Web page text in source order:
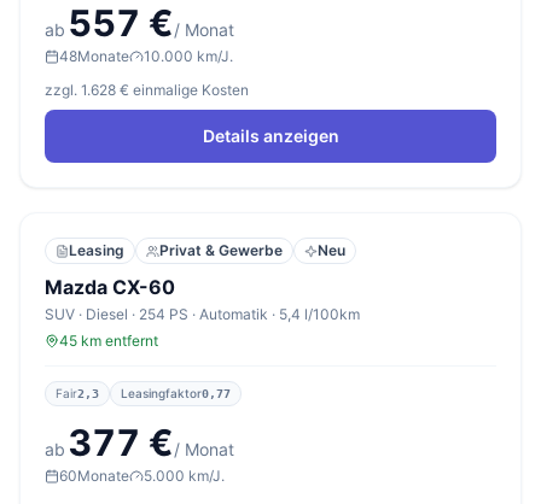
ab 557 €/ Monat
48Monate
10.000 km/J.
zzgl. 1.628 € einmalige Kosten
Details anzeigen
Leasing Privat & Gewerbe Neu
Mazda CX-60
SUV · Diesel · 254 PS · Automatik · 5,4 l/100km
45 km entfernt
Fair2,3 Leasingfaktor0,77
ab 377 €/ Monat
60Monate
5.000 km/J.